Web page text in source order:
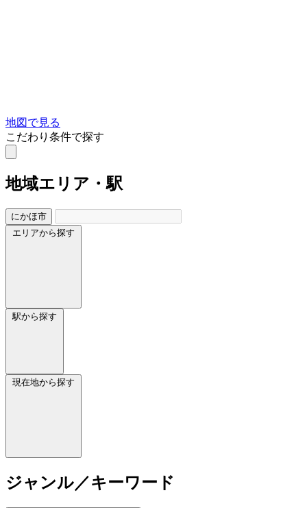
地図で見る
こだわり条件で探す
地域エリア・駅
にかほ市
エリアから探す
駅から探す
現在地から探す
ジャンル／キーワード